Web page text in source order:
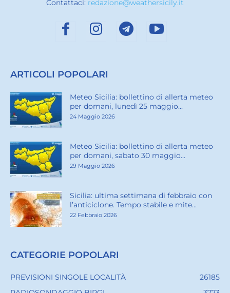
Contattaci: redazione@weathersicily.it
ARTICOLI POPOLARI
Meteo Sicilia: bollettino di allerta meteo
per domani, lunedì 25 maggio...
24 Maggio 2026
Meteo Sicilia: bollettino di allerta meteo
per domani, sabato 30 maggio...
29 Maggio 2026
Sicilia: ultima settimana di febbraio con
l’anticiclone. Tempo stabile e mite...
22 Febbraio 2026
CATEGORIE POPOLARI
PREVISIONI SINGOLE LOCALITÀ
26185